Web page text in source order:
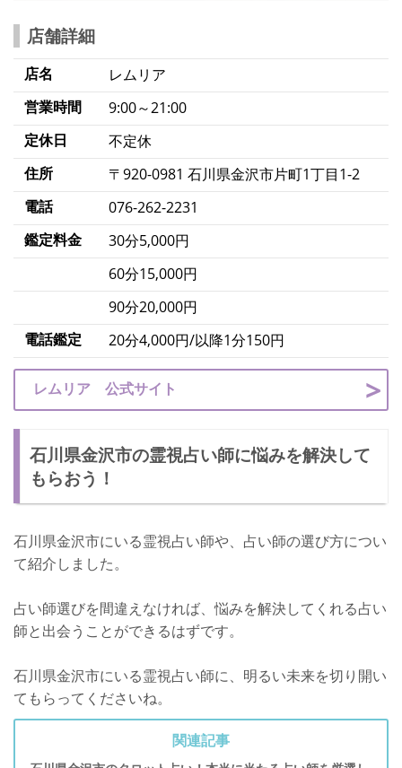
店舗詳細
店名
レムリア
営業時間
9:00～21:00
定休日
不定休
住所
〒920-0981 石川県金沢市片町1丁目1-2
電話
076-262-2231
鑑定料金
30分5,000円
60分15,000円
90分20,000円
電話鑑定
20分4,000円/以降1分150円
レムリア 公式サイト
石川県金沢市の霊視占い師に悩みを解決して
もらおう！
石川県金沢市にいる霊視占い師や、占い師の選び方につい
て紹介しました。
占い師選びを間違えなければ、悩みを解決してくれる占い
師と出会うことができるはずです。
石川県金沢市にいる霊視占い師に、明るい未来を切り開い
てもらってくださいね。
関連記事